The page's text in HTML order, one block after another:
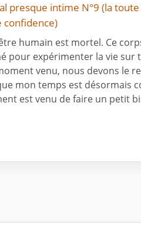
presque intime N°9 (la toute
confidence)
humain est mortel. Ce
pour expérimenter la vie sur
venu, nous devons le
mon temps est désormais
est venu de faire un petit